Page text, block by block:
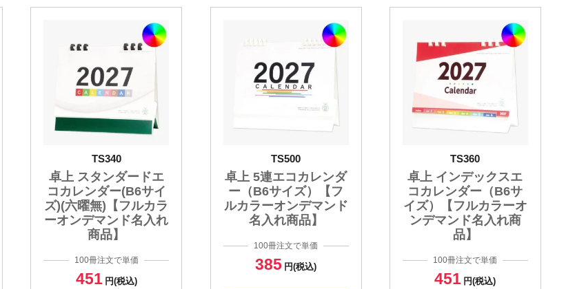
TS340
卓上 スタンダードエ
コカレンダー(B6サイ
ズ)(六曜無)【フルカラ
ーオンデマンド名入れ
商品】
100冊注文で単価
451 円(税込)
TS500
卓上 5連エコカレンダ
ー（B6サイズ）【フ
ルカラーオンデマンド
名入れ商品】
100冊注文で単価
385 円(税込)
TS360
卓上 インデックスエ
コカレンダー（B6サ
イズ）【フルカラーオ
ンデマンド名入れ商
品】
100冊注文で単価
451 円(税込)